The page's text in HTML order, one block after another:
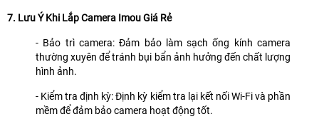
7. Lưu Ý Khi Lắp Camera Imou Giá Rẻ
- Bảo trì camera: Đảm bảo làm sạch ống kính camera
thường xuyên để tránh bụi bẩn ảnh hưởng đến chất lượng
hình ảnh.
- Kiểm tra định kỳ: Định kỳ kiểm tra lại kết nối Wi-Fi và phần
mềm để đảm bảo camera hoạt động tốt.